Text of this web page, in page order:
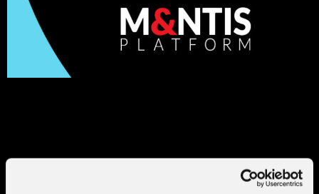
Nouvelle version majeure de